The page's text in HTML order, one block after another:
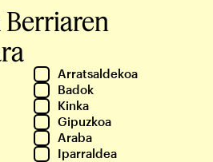
Arratsaldekoa
Badok
Kinka
Gipuzkoa
Araba
Iparraldea